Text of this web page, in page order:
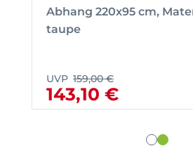
Abhang 220x95 cm,
taupe
UVP 159,00 €
143,10 €